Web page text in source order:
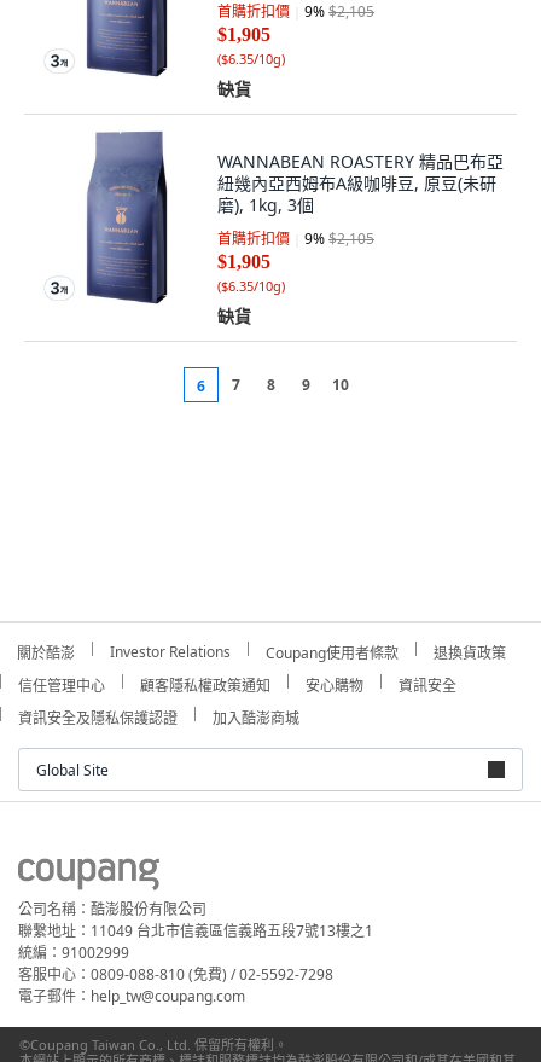
首購折扣價 9%$2,105
$1,905
($6.35/10g)
缺貨
WANNABEAN ROASTERY 精品巴布亞
紐幾內亞西姆布A級咖啡豆, 原豆(未研
磨), 1kg, 3個
首購折扣價 9%$2,105
$1,905
($6.35/10g)
缺貨
6 7 8 9 10
關於酷澎 Investor Relations Coupang使用者條款
退換貨政策
信任管理中心
顧客隱私權政策通知 安心購物
資訊安全
資訊安全及隱私保護認證
加入酷澎商城
Global Site
公司名稱：酷澎股份有限公司
聯繫地址：11049 台北市信義區信義路五段7號13樓之1
統編：91002999
客服中心：0809-088-810 (免費) / 02-5592-7298
電子郵件：help_tw@coupang.com
©Coupang Taiwan Co., Ltd. 保留所有權利。